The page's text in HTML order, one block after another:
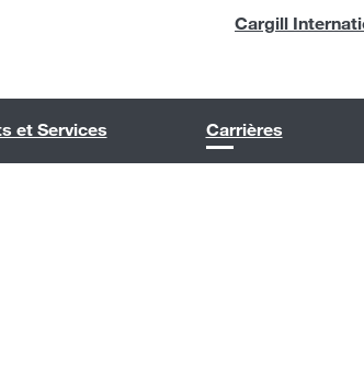
et Services Carrières
Cargill